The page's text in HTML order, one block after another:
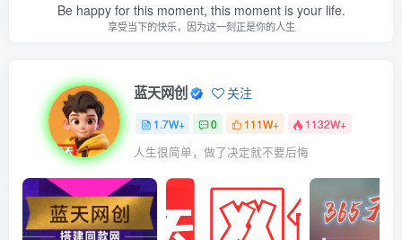
Be happy for this moment, this moment is your life.
享受当下的快乐，因为这一刻正是你的人生
蓝天网创 关注
1.7W+ 0 111W+ 1132W+
人生很简单，做了决定就不要后悔